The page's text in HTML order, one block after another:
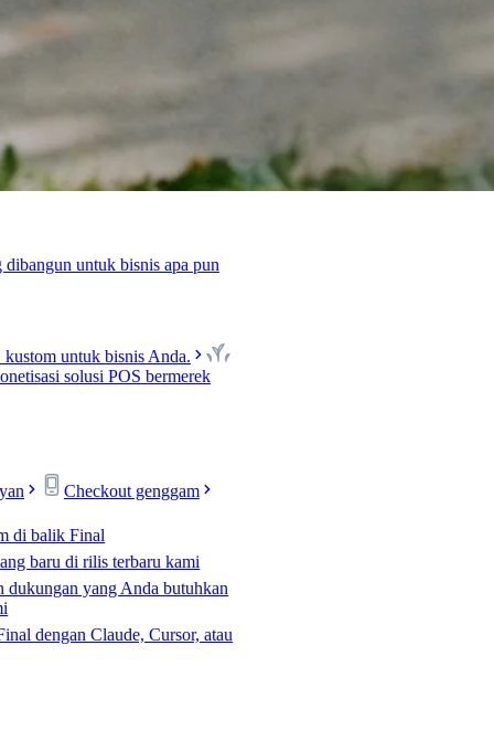
untuk bisnis apa pun
kustom untuk bisnis Anda.
solusi POS bermerek
Checkout genggam
di balik Final
baru di rilis terbaru kami
dukungan yang Anda butuhkan
dengan Claude, Cursor, atau